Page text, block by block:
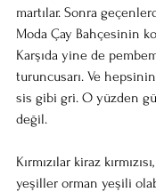
martılar. Sonra
Moda Çay Bahçesinin
Karşıda yine de
turuncusarı. Ve
sis gibi gri. O yüzden
değil.
Kırmızılar kiraz
yeşiller orman yeşili